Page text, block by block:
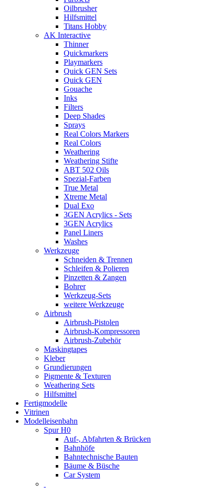
Oilbrusher
Hilfsmittel
Titans Hobby
AK Interactive
Thinner
Quickmarkers
Playmarkers
Quick GEN Sets
Quick GEN
Gouache
Inks
Filters
Deep Shades
Sprays
Real Colors Markers
Real Colors
Weathering
Weathering Stifte
ABT 502 Oils
Spezial-Farben
True Metal
Xtreme Metal
Dual Exo
3GEN Acrylics - Sets
3GEN Acrylics
Panel Liners
Washes
Werkzeuge
Schneiden & Trennen
Schleifen & Polieren
Pinzetten & Zangen
Bohrer
Werkzeug-Sets
weitere Werkzeuge
Airbrush
Airbrush-Pistolen
Airbrush-Kompressoren
Airbrush-Zubehör
Maskingtapes
Kleber
Grundierungen
Pigmente & Texturen
Weathering Sets
Hilfsmittel
Fertigmodelle
Vitrinen
Modelleisenbahn
Spur H0
Auf-, Abfahrten & Brücken
Bahnhöfe
Bahntechnische Bauten
Bäume & Büsche
Car System